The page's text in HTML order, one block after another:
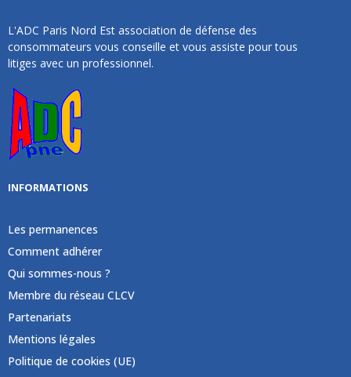
L'ADC Paris Nord Est association de défense des
consommateurs vous conseille et vous assiste pour tous
litiges avec un professionnel.
INFORMATIONS
Les permanences
Comment adhérer
Qui sommes-nous ?
Membre du réseau CLCV
Partenariats
Mentions légales
Politique de cookies (UE)